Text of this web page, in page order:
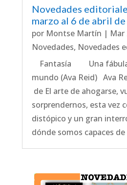
Novedades
marzo al 6 de abril
por Montse Martín | Mar
Novedades, Novedades
Fantasía Una fábula
mundo (Ava Reid) Ava
de El arte de ahogarse,
sorprendernos, esta vez
distópico y un gran
dónde somos capaces de